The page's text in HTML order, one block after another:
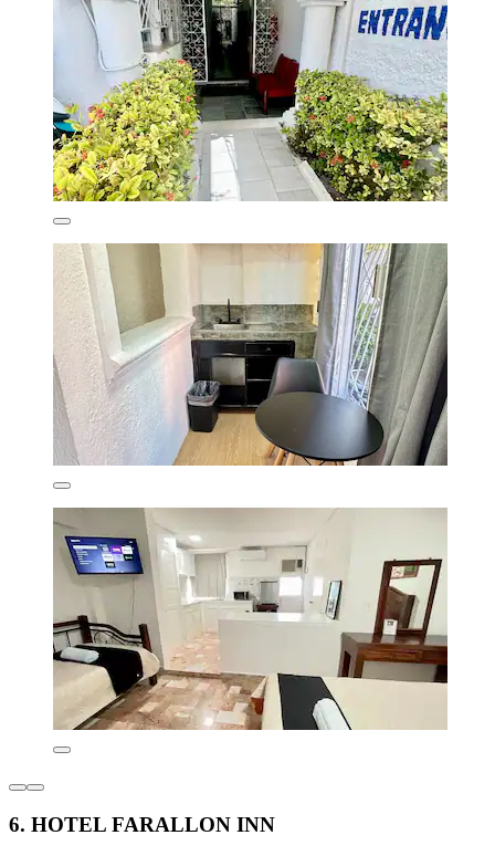
6. HOTEL FARALLON INN